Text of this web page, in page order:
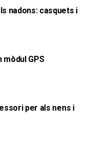
nadons: casquets i
GPS
per als nens i